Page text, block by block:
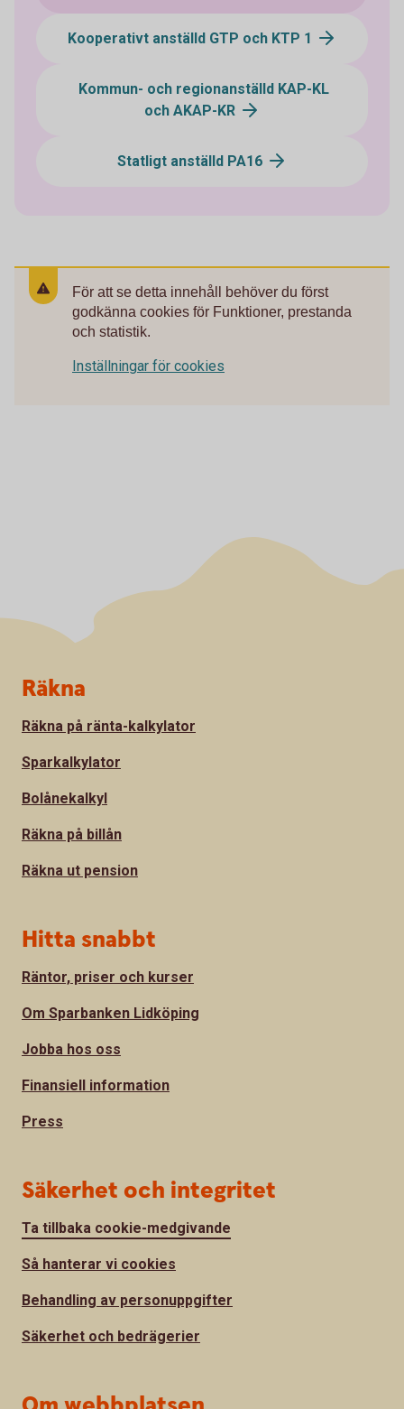
Kooperativt anställd GTP och KTP 1
Kommun- och regionanställd KAP-KL
och AKAP-KR
Statligt anställd PA16
För att se detta innehåll behöver du först
godkänna cookies för Funktioner, prestanda
och statistik.
Inställningar för cookies
Sidfot
Räkna
Räkna på ränta-kalkylator
Sparkalkylator
Bolånekalkyl
Räkna på billån
Räkna ut pension
Hitta snabbt
Räntor, priser och kurser
Om Sparbanken Lidköping
Jobba hos oss
Finansiell information
Press
Säkerhet och integritet
Ta tillbaka cookie-medgivande
Så hanterar vi cookies
Behandling av personuppgifter
Säkerhet och bedrägerier